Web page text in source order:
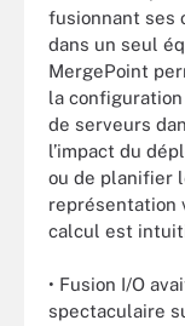
fusionnant ses
dans un seul
MergePoint
la
de serveurs
l’impact du
ou de planifier
représentation
calcul est
• Fusion I/O
spectaculaire